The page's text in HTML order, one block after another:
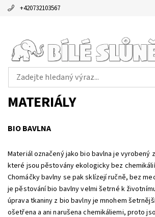
+420732103567
MATERIÁLY
BIO BAVLNA
Materiál označený jako bio bavlna je vyrobený
které jsou pěstovány ekologicky bez
Chomáčky bavlny se pak sklízejí ručně, bez
je pěstování bio bavlny velmi šetrné k
úprava tkaniny z bio bavlny je mnohem
ošetřena a ani narušena chemikáliemi, proto